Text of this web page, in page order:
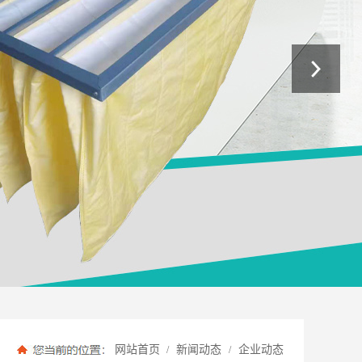
网站首页 / 新闻动态 / 企业动态